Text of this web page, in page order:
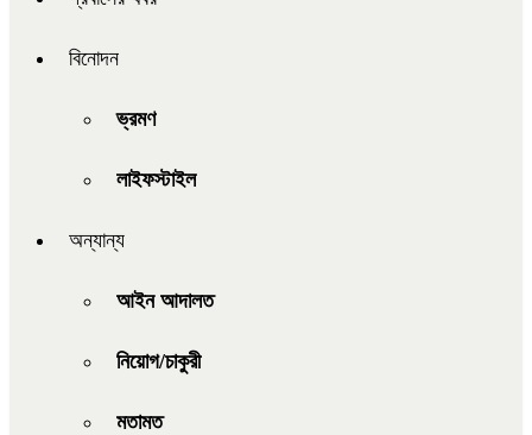
বিনোদন
ভ্রমণ
লাইফস্টাইল
অন্যান্য
আইন আদালত
নিয়োগ/চাকুরী
মতামত